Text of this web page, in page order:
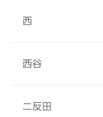
西
西谷
二反田